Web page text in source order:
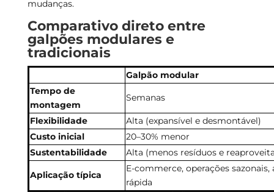
mudanças.
Comparativo direto entre
galpões modulares e
tradicionais
Galpão modular
Tempo de
montagem
Semanas
Flexibilidade
Alta (expansível e desmontável)
Custo inicial
20–30% menor
Sustentabilidade
Alta (menos resíduos e
Aplicação típica
E-commerce, operações sazonais,
rápida